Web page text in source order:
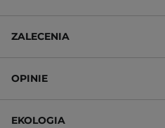
ZALECENIA
OPINIE
EKOLOGIA